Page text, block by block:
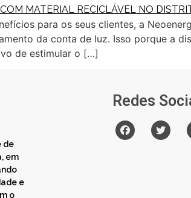
para os seus clientes, a
da conta de luz. Isso porque a
de estimular o […]
de
em
e
o
Redes